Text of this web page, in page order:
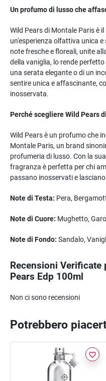
Un profumo di lusso che
Wild Pears di Montale Paris è
un'esperienza olfattiva unica
note fresche e floreali, unite
della vaniglia, lo rende
una serata elegante o di un
sentire unica e affascinante,
inosservata.
Perché scegliere Wild Pears
Wild Pears è un profumo che
Montale Paris, un brand
profumeria di lusso. Con la
fragranza è perfetta per chi
passano inosservati e
Note di Testa: Pera,
Note di Cuore: Mughetto,
Note di Fondo: Sandalo,
Recensioni Verificate
Pears Edp 100ml
Non ci sono recensioni
Potrebbero
favorite_border